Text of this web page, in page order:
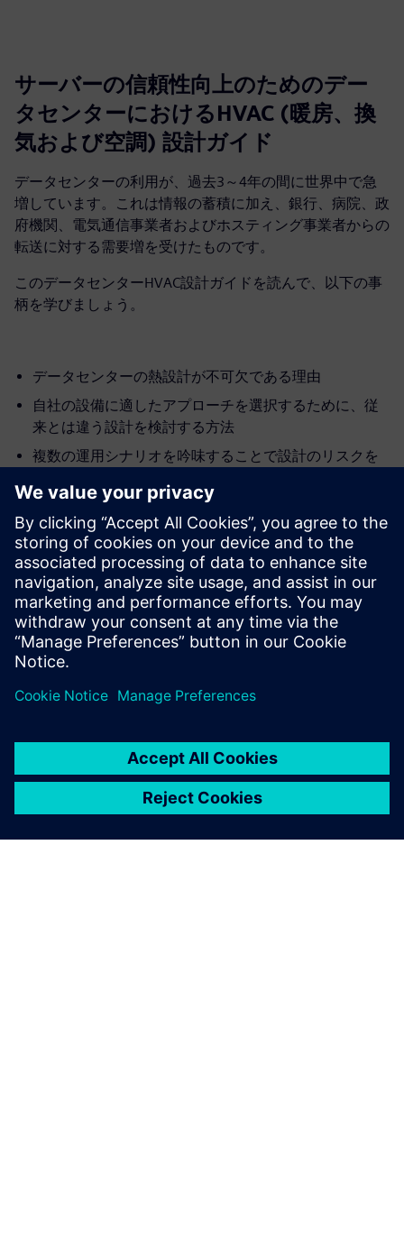
サーバーの信頼性向上のためのデー
タセンターにおけるHVAC (暖房、換
気および空調) 設計ガイド
データセンターの利用が、過去3～4年の間に世界中で急
増しています。これは情報の蓄積に加え、銀行、病院、政
府機関、電気通信事業者およびホスティング事業者からの
転送に対する需要増を受けたものです。
このデータセンターHVAC設計ガイドを読んで、以下の事
柄を学びましょう。
データセンターの熱設計が不可欠である理由
自社の設備に適したアプローチを選択するために、従
来とは違う設計を検討する方法
複数の運用シナリオを吟味することで設計のリスクを
今すぐホワイトペーパーをダウンロード
初めてご登録される場合: 登録直後に送信されるメール
で、情報提供 (オプトイン) に関する確認をお願い致しま
す。
共有